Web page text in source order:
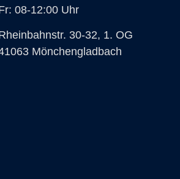
08-12:00 Uhr
30-32, 1. OG
Mönchengladbach